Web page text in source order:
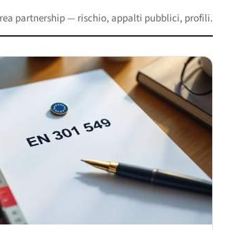
partnership — rischio, appalti pubblici, profili.